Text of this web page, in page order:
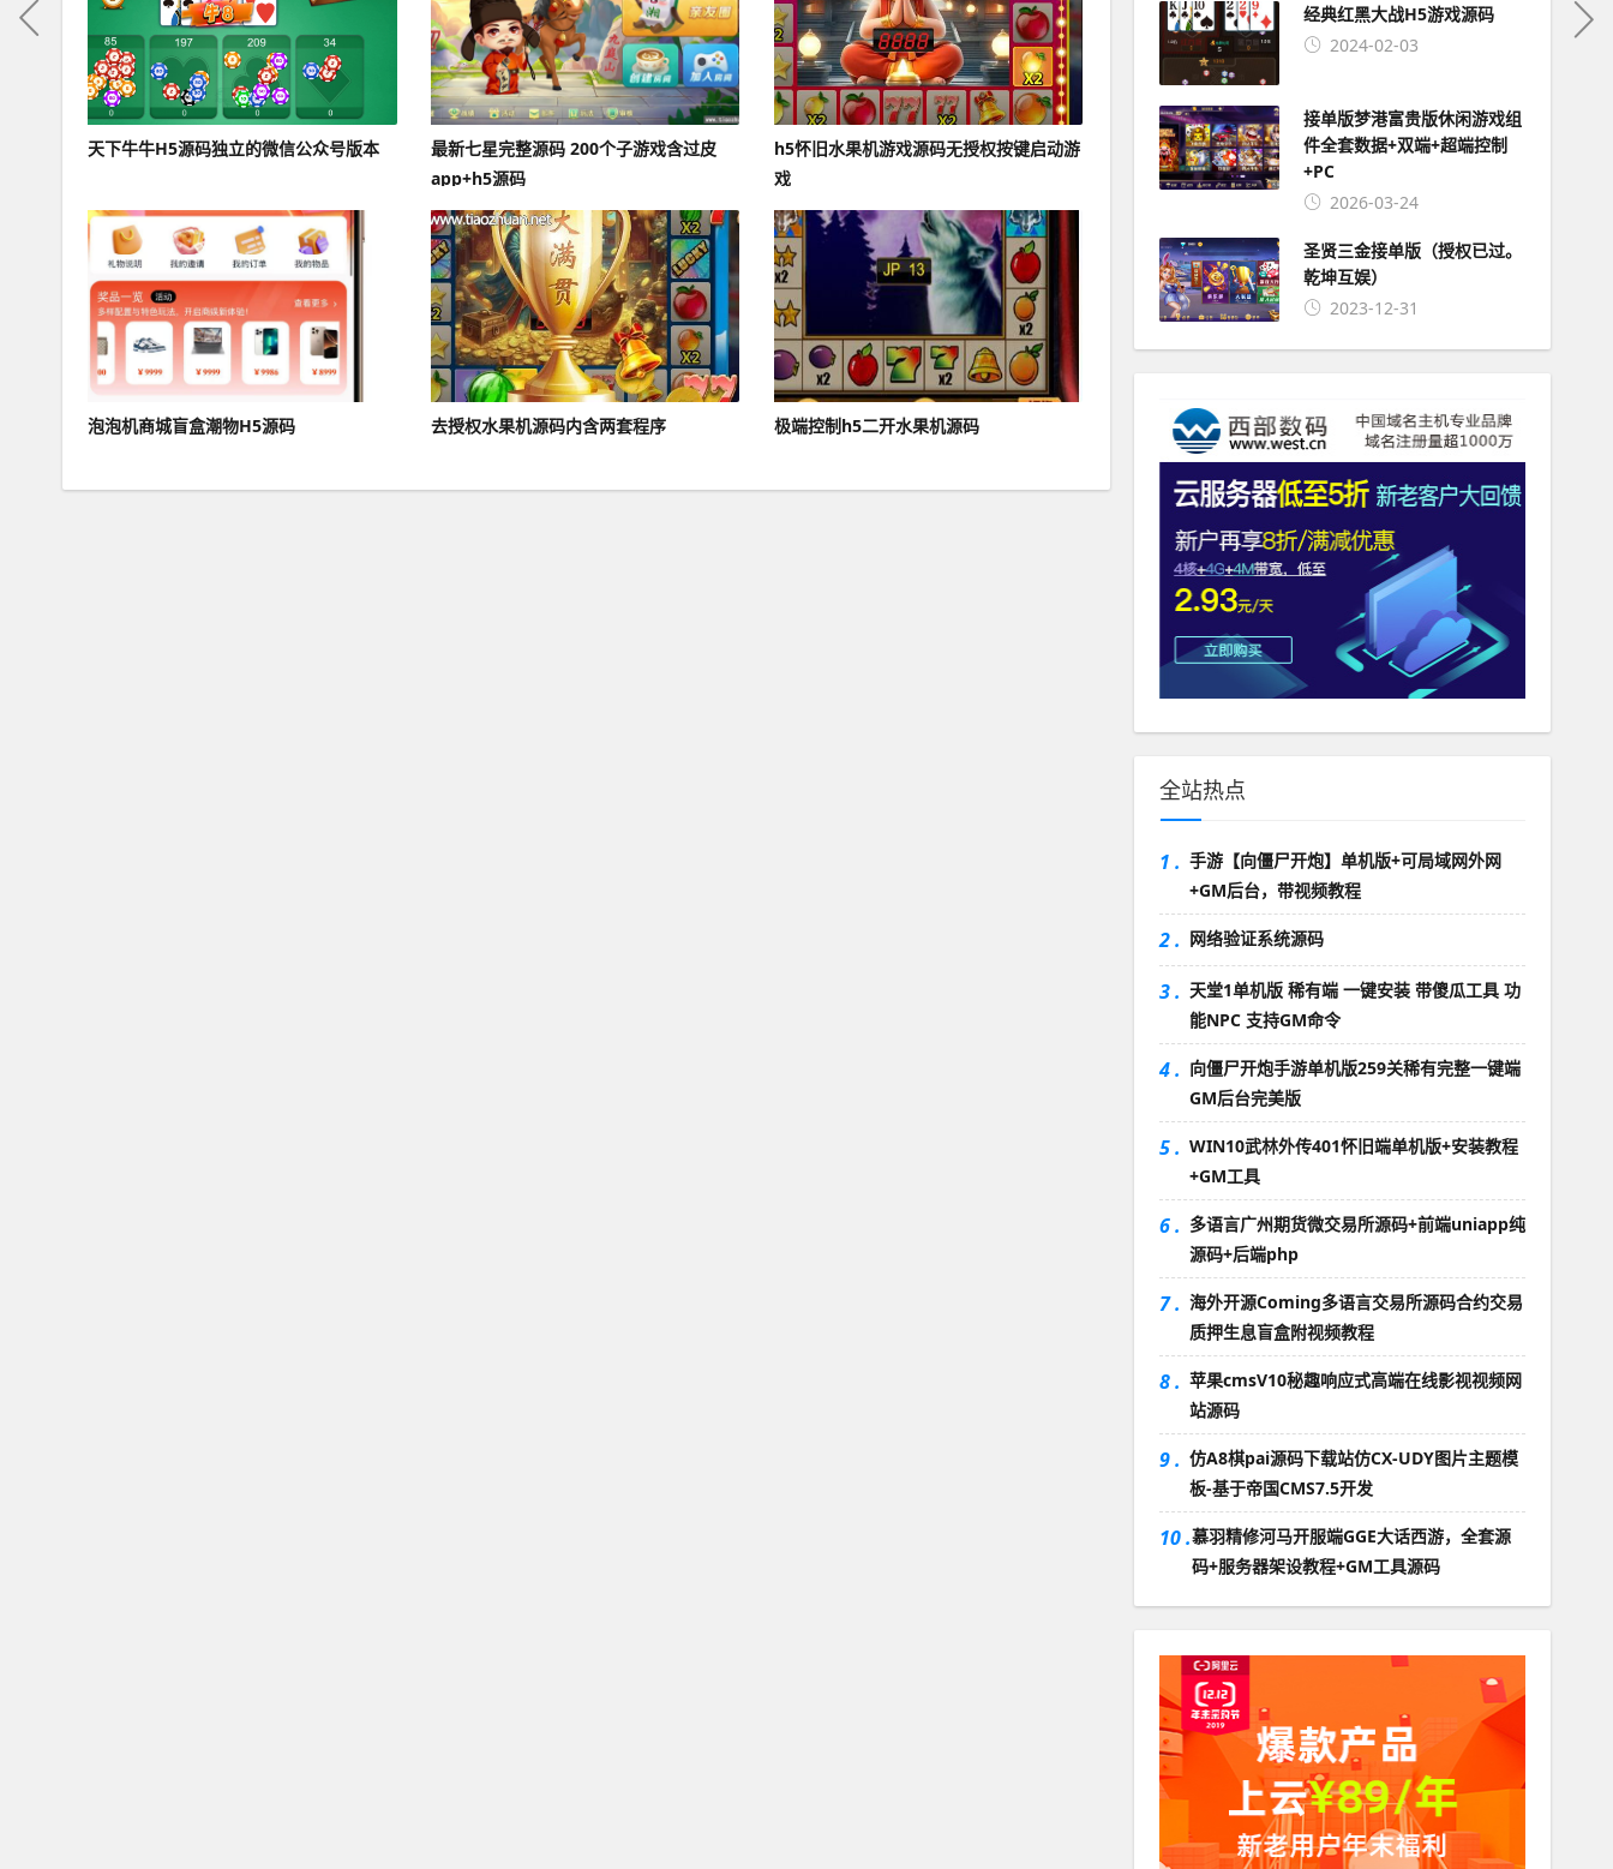
天下牛牛H5源码独立的微信公众号版本
最新七星完整源码 200个子游戏含过皮
app+h5源码
h5怀旧水果机游戏源码无授权按键启动游
戏
泡泡机商城盲盒潮物H5源码 去授权水果机源码内含两套程序 极端控制h5二开水果机源码
经典红黑大战H5游戏源码
2024-02-03
接单版梦港富贵版休闲游戏组
件全套数据+双端+超端控制
+PC
2026-03-24
圣贤三金接单版（授权已过。
乾坤互娱）
2023-12-31
全站热点
1 . 手游【向僵尸开炮】单机版+可局域网外网
+GM后台，带视频教程
2 . 网络验证系统源码
3 . 天堂1单机版 稀有端 一键安装 带傻瓜工具 功
能NPC 支持GM命令
4 . 向僵尸开炮手游单机版259关稀有完整一键端
GM后台完美版
5 . WIN10武林外传401怀旧端单机版+安装教程
+GM工具
6 . 多语言广州期货微交易所源码+前端uniapp纯
源码+后端php
7 . 海外开源Coming多语言交易所源码合约交易
质押生息盲盒附视频教程
8 . 苹果cmsV10秘趣响应式高端在线影视视频网
站源码
9 . 仿A8棋pai源码下载站仿CX-UDY图片主题模
板-基于帝国CMS7.5开发
10 .慕羽精修河马开服端GGE大话西游，全套源
码+服务器架设教程+GM工具源码